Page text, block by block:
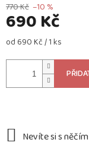
770 Kč –10 %
690 Kč
Měrná
od 690 Kč / 1 ks